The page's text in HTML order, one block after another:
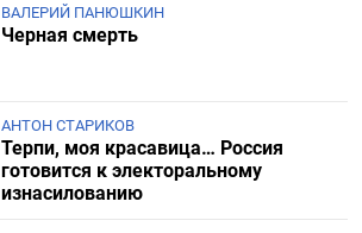
ВАЛЕРИЙ ПАНЮШКИН
Черная смерть
АНТОН СТАРИКОВ
Терпи, моя красавица… Россия
готовится к электоральному
изнасилованию